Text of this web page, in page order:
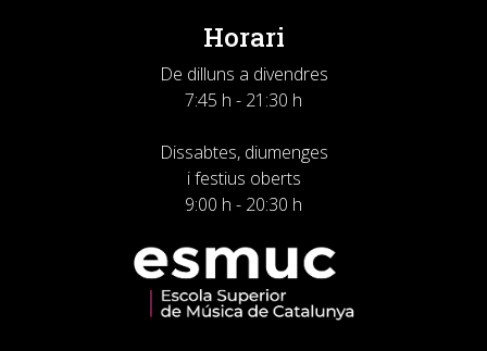
Horari
De dilluns a divendres
7:45 h - 21:30 h
Dissabtes, diumenges
i festius oberts
9:00 h - 20:30 h